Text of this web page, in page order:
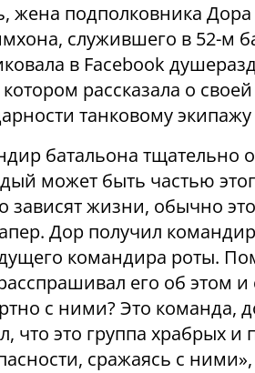
жена подполковника Дора
служившего в 52-м
в Facebook
котором рассказала о своей
танковому
батальона тщательно
может быть частью
зависят жизни, обычно
Дор получил
командира роты.
его об этом
с ними? Это команда,
что это группа храбрых
сражаясь с